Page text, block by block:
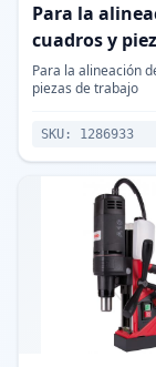
Para la
cuadros y
trabajo
Para la alineación
piezas de trabajo
SKU: 1286933